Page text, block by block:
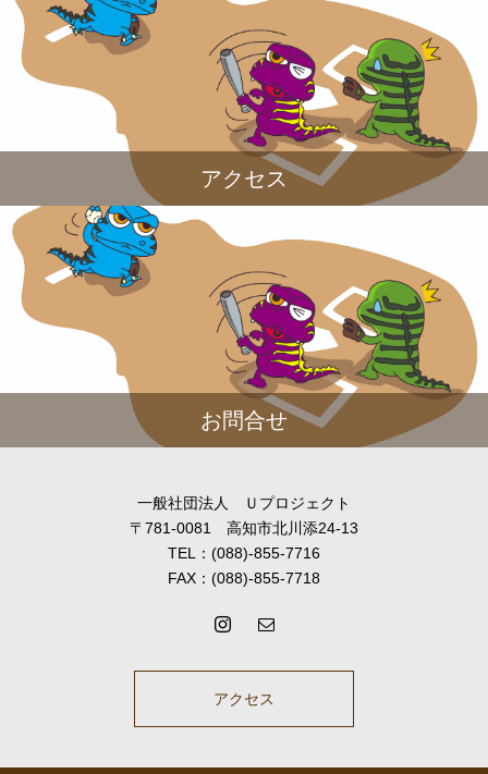
アクセス
お問合せ
一般社団法人 Ｕプロジェクト
〒781-0081 高知市北川添24-13
TEL：(088)-855-7716
FAX：(088)-855-7718
アクセス